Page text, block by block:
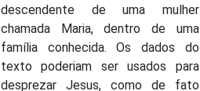
descendente de uma mulher
chamada Maria, dentro de uma
família conhecida. Os dados do
texto poderiam ser usados para
desprezar Jesus, como de fato